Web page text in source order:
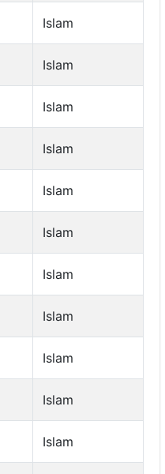
Islam
Islam
Islam
Islam
Islam
Islam
Islam
Islam
Islam
Islam
Islam